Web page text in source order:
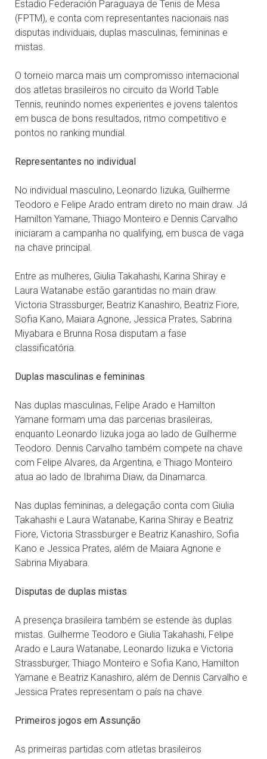
Estadio Federación Paraguaya de Tenis de Mesa
(FPTM), e conta com representantes nacionais nas
disputas individuais, duplas masculinas, femininas e
mistas.
O torneio marca mais um compromisso internacional
dos atletas brasileiros no circuito da World Table
Tennis, reunindo nomes experientes e jovens talentos
em busca de bons resultados, ritmo competitivo e
pontos no ranking mundial.
Representantes no individual
No individual masculino, Leonardo Iizuka, Guilherme
Teodoro e Felipe Arado entram direto no main draw. Já
Hamilton Yamane, Thiago Monteiro e Dennis Carvalho
iniciaram a campanha no qualifying, em busca de vaga
na chave principal.
Entre as mulheres, Giulia Takahashi, Karina Shiray e
Laura Watanabe estão garantidas no main draw.
Victoria Strassburger, Beatriz Kanashiro, Beatriz Fiore,
Sofia Kano, Maiara Agnone, Jessica Prates, Sabrina
Miyabara e Brunna Rosa disputam a fase
classificatória.
Duplas masculinas e femininas
Nas duplas masculinas, Felipe Arado e Hamilton
Yamane formam uma das parcerias brasileiras,
enquanto Leonardo Iizuka joga ao lado de Guilherme
Teodoro. Dennis Carvalho também compete na chave
com Felipe Alvares, da Argentina, e Thiago Monteiro
atua ao lado de Ibrahima Diaw, da Dinamarca.
Nas duplas femininas, a delegação conta com Giulia
Takahashi e Laura Watanabe, Karina Shiray e Beatriz
Fiore, Victoria Strassburger e Beatriz Kanashiro, Sofia
Kano e Jessica Prates, além de Maiara Agnone e
Sabrina Miyabara.
Disputas de duplas mistas
A presença brasileira também se estende às duplas
mistas. Guilherme Teodoro e Giulia Takahashi, Felipe
Arado e Laura Watanabe, Leonardo Iizuka e Victoria
Strassburger, Thiago Monteiro e Sofia Kano, Hamilton
Yamane e Beatriz Kanashiro, além de Dennis Carvalho e
Jessica Prates representam o país na chave.
Primeiros jogos em Assunção
As primeiras partidas com atletas brasileiros